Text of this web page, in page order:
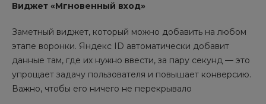
Виджет «Мгновенный вход»
Заметный виджет, который можно добавить на любом
этапе воронки. Яндекс ID автоматически добавит
данные там, где их нужно ввести, за пару секунд — это
упрощает задачу пользователя и повышает конверсию.
Важно, чтобы его ничего не перекрывало